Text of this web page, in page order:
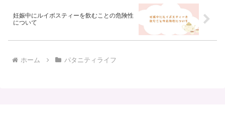
妊娠中にルイボスティーを飲むことの危険性
について
ホーム パタニティライフ